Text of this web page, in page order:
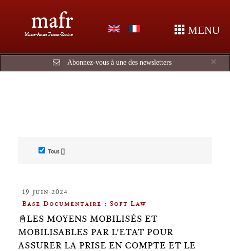
mafr
Marie-Anne Frison-Roche MENU
×
Abonnez-vous à une des newsletters
Tous []
19 juin 2024
Base Documentaire : Soft Law
📓LES MOYENS MOBILISÉS ET
MOBILISABLES PAR L'ETAT POUR
ASSURER LA PRISE EN COMPTE ET LE